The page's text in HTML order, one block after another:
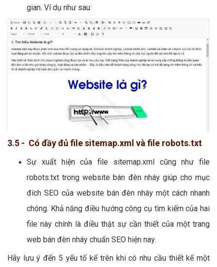
gian. Ví dụ như sau:
3.5 - Có đầy đủ file sitemap.xml và file robots.txt
Sự xuất hiện của file sitemap.xml cũng như file
robots.txt trong website bán đèn nháy giúp cho mục
đích SEO của website bán đèn nháy một cách nhanh
chóng. Khả năng điều hướng công cụ tìm kiếm của hai
file này chính là điều thật sự cần thiết của một trang
web bán đèn nháy chuẩn SEO hiện nay.
Hãy lưu ý đến 5 yếu tố kể trên khi có nhu cầu thiết kế một